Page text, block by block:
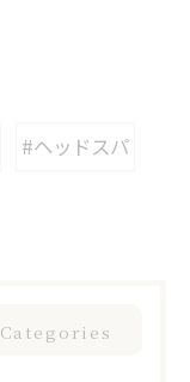
#ヘッドスパ
Categories